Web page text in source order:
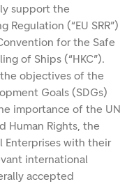
support the
(“EU SRR”)
for the Safe
of Ships (“HKC”).
objectives of the
Goals (SDGs)
importance of the UN
Human Rights, the
Enterprises with their
international
accepted